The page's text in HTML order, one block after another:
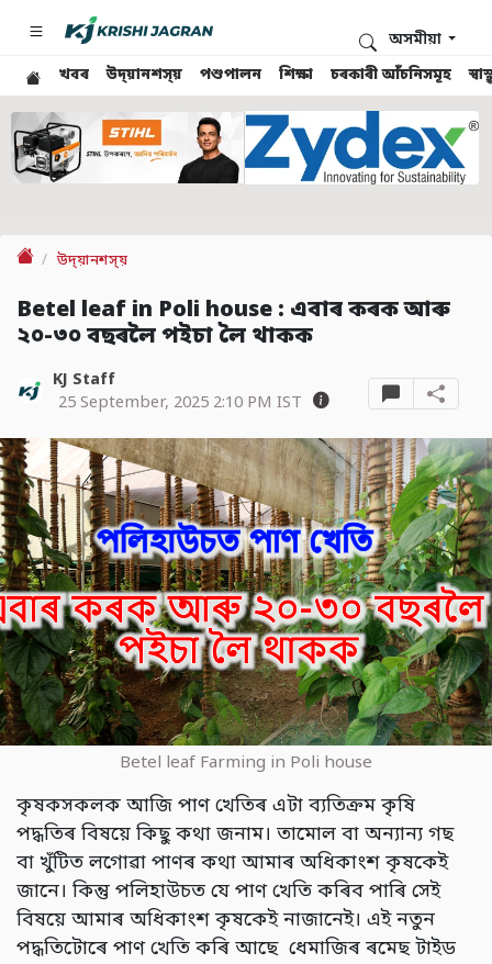
খবৰ উদ্য়ানশস্য় পশুপালন শিক্ষা চৰকাৰী আঁচনিসমূহ
অসমীয়া
উদ্য়ানশস্য়
Betel leaf in Poli house : এবাৰ কৰক আৰু
২০-৩০ বছৰলৈ পইচা লৈ থাকক
KJ Staff
25 September, 2025 2:10 PM IST
Betel leaf Farming in Poli house
কৃষকসকলক আজি পাণ খেতিৰ এটা ব্যতিক্ৰম কৃষি
পদ্ধতিৰ বিষয়ে কিছু কথা জনাম। তামোল বা অন্যান্য গছ
বা খুঁটিত লগোৱা পাণৰ কথা আমাৰ অধিকাংশ কৃষকেই
জানে। কিন্তু পলিহাউচত যে পাণ খেতি কৰিব পাৰি সেই
বিষয়ে আমাৰ অধিকাংশ কৃষকেই নাজানেই। এই নতুন
পদ্ধতিটোৰে পাণ খেতি কৰি আছে ধেমাজিৰ ৰমেছ টাইড